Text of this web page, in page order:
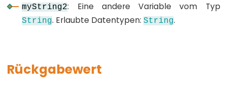
Data
array
bool
myString2: Eine andere Variable vom Typ
String. Erlaubte Datentypen:String.
Rückgabewert